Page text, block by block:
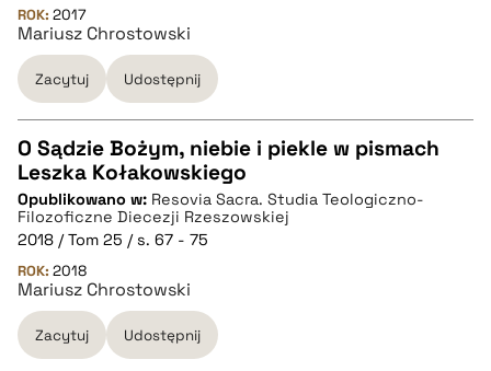
BIBTEX
pobierz cytat
ROK: 2017
Mariusz Chrostowski
Zacytuj Udostępnij
CZYSTY TEKST
pobierz cytat
BIBTEX
O Sądzie Bożym, niebie i piekle w pismach
Leszka Kołakowskiego
Opublikowano w: Resovia Sacra. Studia Teologiczno-
Filozoficzne Diecezji Rzeszowskiej
2018 / Tom 25 / s. 67 - 75
ROK: 2018
Mariusz Chrostowski
Zacytuj Udostępnij